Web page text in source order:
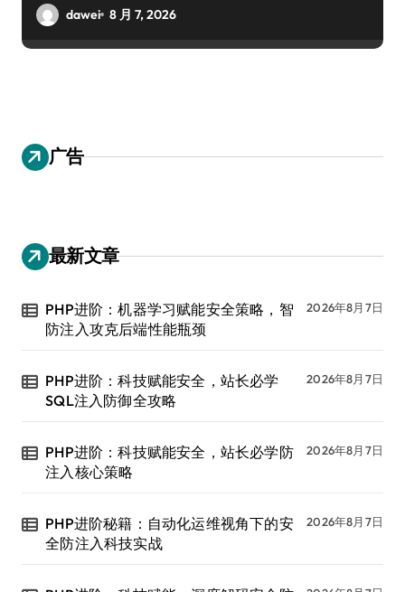
dawei 8 月 7, 2026
广告
最新文章
PHP进阶：机器学习赋能安全策略，智
防注入攻克后端性能瓶颈
2026年8月7日
PHP进阶：科技赋能安全，站长必学
SQL注入防御全攻略
2026年8月7日
PHP进阶：科技赋能安全，站长必学防
注入核心策略
2026年8月7日
PHP进阶秘籍：自动化运维视角下的安
全防注入科技实战
2026年8月7日